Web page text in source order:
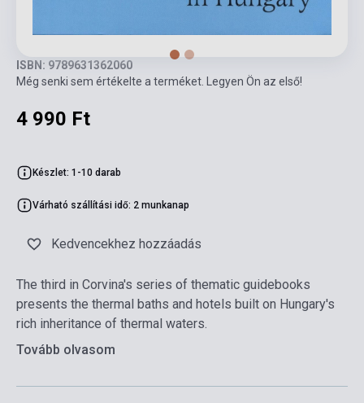
ISBN: 9789631362060
Még senki sem értékelte a terméket. Legyen Ön az első!
4 990 Ft
Készlet: 1-10 darab
Várható szállítási idő: 2 munkanap
Kedvencekhez hozzáadás
The third in Corvina's series of thematic guidebooks
presents the thermal baths and hotels built on Hungary's
rich inheritance of thermal waters.
Tovább olvasom